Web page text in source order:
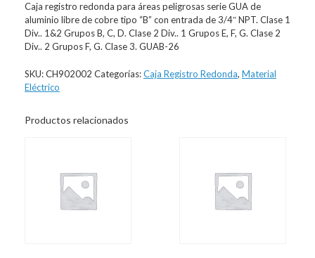
Caja registro redonda para áreas peligrosas serie GUA de
aluminio libre de cobre tipo “B” con entrada de 3/4″ NPT. Clase 1
Div.. 1&2 Grupos B, C, D. Clase 2 Div.. 1 Grupos E, F, G. Clase 2
Div.. 2 Grupos F, G. Clase 3. GUAB-26
SKU:CH902002 Categorías:Caja Registro Redonda, Material
Eléctrico
Productos relacionados